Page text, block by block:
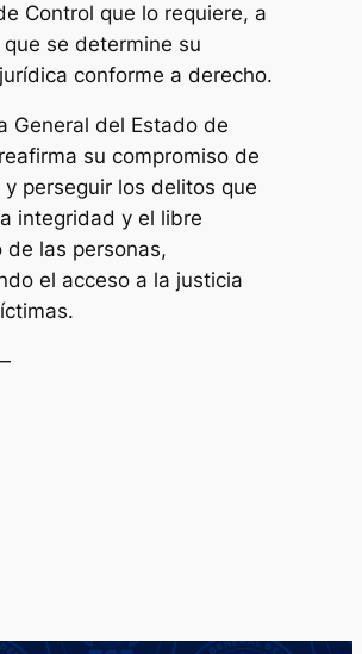
Control que lo requiere, a
se determine su
conforme a derecho.
General del Estado de
su compromiso de
y perseguir los delitos que
integridad y el libre
de las personas,
el acceso a la justicia